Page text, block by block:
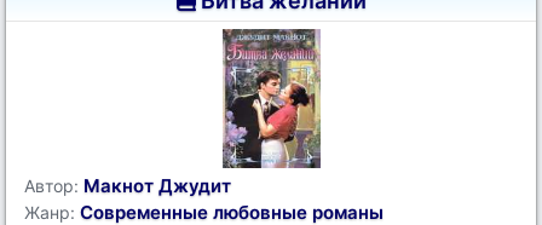
Автор: Макнот Джудит
Жанр: Современные любовные романы